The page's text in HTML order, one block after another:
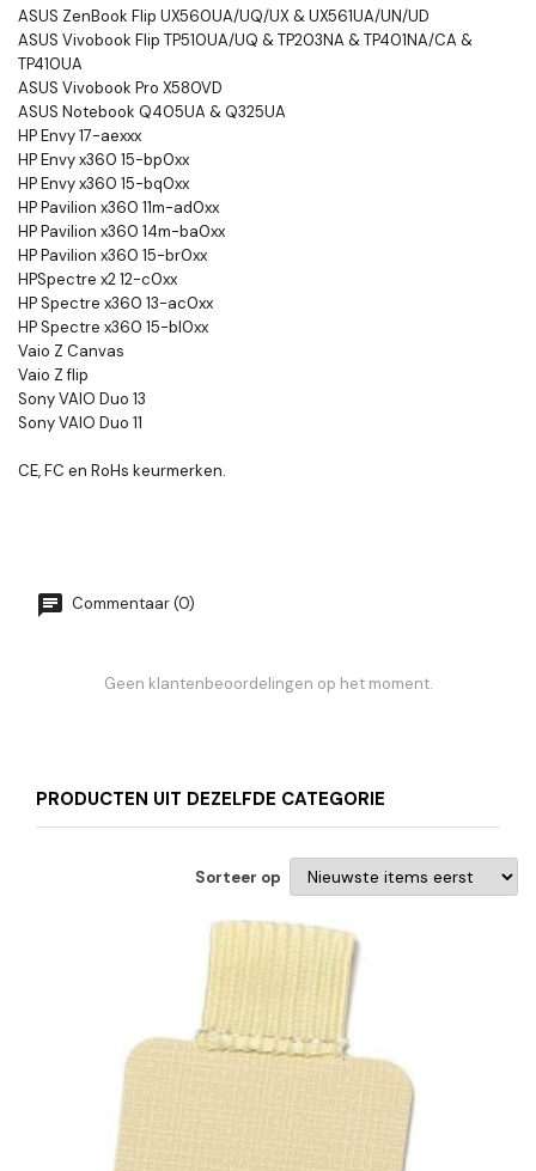
ASUS ZenBook Flip UX560UA/UQ/UX & UX561UA/UN/UD
ASUS Vivobook Flip TP510UA/UQ & TP203NA & TP401NA/CA &
TP410UA
ASUS Vivobook Pro X580VD
ASUS Notebook Q405UA & Q325UA
HP Envy 17-aexxx
HP Envy x360 15-bp0xx
HP Envy x360 15-bq0xx
HP Pavilion x360 11m-ad0xx
HP Pavilion x360 14m-ba0xx
HP Pavilion x360 15-br0xx
HPSpectre x2 12-c0xx
HP Spectre x360 13-ac0xx
HP Spectre x360 15-bl0xx
Vaio Z Canvas
Vaio Z flip
Sony VAIO Duo 13
Sony VAIO Duo 11
CE, FC en RoHs keurmerken.
Commentaar (0)
Geen klantenbeoordelingen op het moment.
PRODUCTEN UIT DEZELFDE CATEGORIE
Sorteer op